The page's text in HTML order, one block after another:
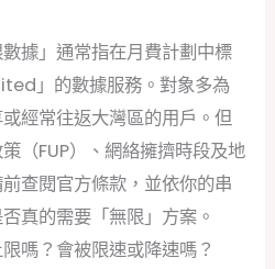
數據」通常指在月費計劃中標
」的數據服務。對象多為
經常往返大灣區的用戶。但
（FUP）、網絡擁擠時段及地
查閱官方條款，並依你的串
真的需要「無限」方案。
嗎？會被限速或降速嗎？